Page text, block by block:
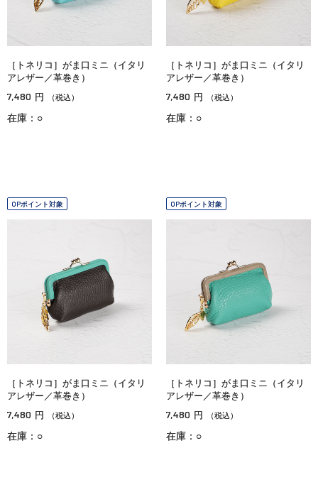
［トネリコ］がま口ミニ（イタリ
アレザー／革巻き）
7,480 円 （税込）
在庫：○
［トネリコ］がま口ミニ（イタリ
アレザー／革巻き）
7,480 円 （税込）
在庫：○
OPポイント対象
［トネリコ］がま口ミニ（イタリ
アレザー／革巻き）
7,480 円 （税込）
在庫：○
OPポイント対象
［トネリコ］がま口ミニ（イタリ
アレザー／革巻き）
7,480 円 （税込）
在庫：○